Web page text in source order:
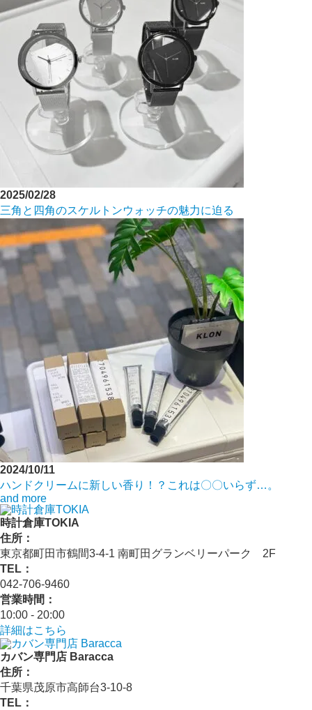
2025/02/28
三角と四角のスケルトンウォッチの魅力に迫る
2024/10/11
ハンドクリームに新しい香り！？これは〇〇いらず…。
and more
時計倉庫TOKIA
住所：
東京都町田市鶴間3-4-1 南町田グランベリーパーク 2F
TEL：
042-706-9460
営業時間：
10:00 - 20:00
詳細はこちら
カバン専門店 Baracca
住所：
千葉県茂原市高師台3-10-8
TEL：